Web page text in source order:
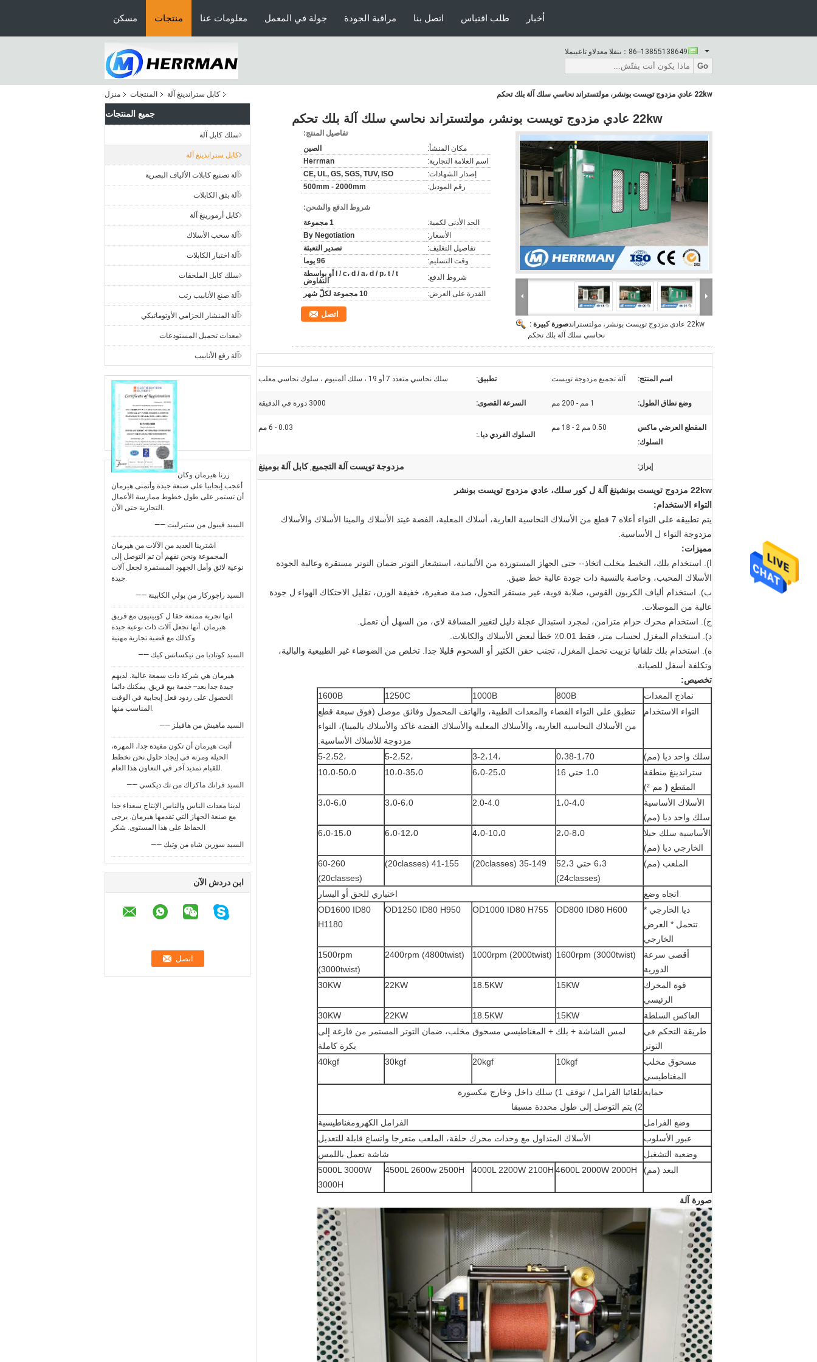
مسكن منتجات معلومات عنا جولة في المعمل مراقبة الجودة اتصل بنا طلب اقتباس أخبار
المبيعات والدعم الفنى： 86--13855138649
Go
منزل المنتجات كابل ستراندينغ آلة 22kw عادي مزدوج تويست بونشر، مولتستراند نحاسي سلك آلة بلك تحكم
جميع المنتجات
سلك كابل آلة
كابل ستراندينغ آلة
آلة تصنيع كابلات الألياف البصرية
آلة بثق الكابلات
كابل أرمورينغ آلة
آلة سحب الأسلاك
آلة اختبار الكابلات
سلك كابل الملحقات
آلة صنع الأنابيب رتب
آلة المنشار الحزامي الأوتوماتيكي
معدات تحميل المستودعات
آلة رفع الأنابيب
زرنا هيرمان وكان
أعجب إيجابيا على صنعة جيدة وأتمنى هيرمان
أن تستمر على طول خطوط ممارسة الأعمال
التجارية حتى الآن.
—— السيد فيبول من ستيرليت
اشترينا العديد من الآلات من هيرمان
المجموعة ونحن نفهم أن تم التوصل إلى
نوعية لائق وأمل الجهود المستمرة لجعل آلات
جيدة.
—— السيد راجوركار من بولي الكابينة
انها تجربة ممتعة حقا ل كوبيتيون مع فريق
هيرمان. أنها تجعل آلات ذات نوعية جيدة
وكذلك مع قضية تجارية مهنية
—— السيد كوتاديا من نيكسانس كيك
هيرمان هي شركة ذات سمعة عالية. لديهم
جيدة جدا بعد-- خدمة بيع فريق. يمكنك دائما
الحصول على ردود فعل إيجابية في الوقت
المناسب منها.
—— السيد ماهيش من هافيلز
أثبت هيرمان أن تكون مفيدة جدا، المهرة،
الحيلة ومرنة في إيجاد حلول.نحن نخطط
للقيام تمديد آخر في التعاون هذا العام.
—— السيد فرانك ماكزاك من تك ديكسي
لدينا معدات الناس والناس الإنتاج سعداء جدا
مع صنعة الجهاز التي تقدمها هيرمان. يرجى
الحفاظ على هذا المستوى. شكر
—— السيد سورين شاه من وتيك
ابن دردش الآن
22kw عادي مزدوج تويست بونشر، مولتستراند نحاسي سلك آلة بلك تحكم
صورة كبيرة :22kw عادي مزدوج تويست بونشر، مولتستراند
نحاسي سلك آلة بلك تحكم
تفاصيل المنتج:
مكان المنشأ:
الصين
اسم العلامة التجارية:
Herrman
إصدار الشهادات:
CE, UL, GS, SGS, TUV, ISO
رقم الموديل:
500mm - 2000mm
شروط الدفع والشحن:
الحد الأدنى لكمية:
1 مجموعة
الأسعار:
By Negotiation
تفاصيل التغليف:
تصدير التعبئة
وقت التسليم:
96 يوما
شروط الدفع:
l / c، d / a، d / p، t / t أو بواسطة
التفاوض
القدرة على العرض:
10 مجموعة لكلّ شهر
اتصل
اسم المنتج: آلة تجميع مزدوجة تويست تطبيق: سلك نحاسي متعدد 7 أو 19 ، سلك ألمنيوم ، سلوك نحاسي معلب
وضع نطاق الطول: 1 مم - 200 مم السرعة القصوى: 3000 دورة في الدقيقة
المقطع العرضي ماكس
السلوك:
0.50 مم 2 - 18 مم
السلوك الفردي ديا.:
0.03 - 6 مم
إبراز: مزدوجة تويست آلة التجميع, كابل آلة بومينغ
22kw مزدوج تويست بونشينغ آلة ل كور سلك، عادي مزدوج تويست بونشر
التواء الاستخدام:
يتم تطبيقه على التواء أعلاه 7 قطع من الأسلاك النحاسية العارية، أسلاك المعلبة، الفضة غيتد الأسلاك والمينا الأسلاك والأسلاك
مزدوجة التواء ل الأساسية.
مميزات:
ا).
استخدام بلك، التخبط مخلب اتخاذ-- حتى الجهاز المستوردة من الألمانية، استشعار التوتر ضمان التوتر مستقرة وعالية الجودة
الأسلاك المحبب، وخاصة بالنسبة ذات جودة عالية خط ضيق.
ب).
استخدام ألياف الكربون القوس، صلابة قوية، غير مستقر التحول، صدمة صغيرة، خفيفة الوزن، تقليل الاحتكاك الهواء ل جودة
عالية من الموصلات.
ج).
استخدام محرك حزام متزامن، لمجرد استبدال عجلة دليل لتغيير المسافة لاي، من السهل أن تعمل.
د).
استخدام المغزل لحساب متر، فقط 0.01٪ خطأ لبعض الأسلاك والكابلات.
ه).
استخدام بلك تلقائيا تزييت تحمل المغزل، تجنب حقن الكثير أو الشحوم قليلا جدا. تخلص من الضوضاء غير الطبيعية والبالية،
وتكلفة أسفل للصيانة.
تخصيص:
نماذج المعدات
800B
1000B
1250C
1600B
التواء الاستخدام
تنطبق على التواء الفضاء والمعدات الطبية، والهاتف المحمول وفائق موصل (فوق سبعة قطع
من الأسلاك النحاسية العارية، والأسلاك المعلبة والأسلاك الفضة غاكد والأسلاك بالمينا)، التواء
مزدوجة للأسلاك الأساسية.
سلك واحد ديا (مم)
0،38-1،70 ،3-2،14 ،5-2،52
،5-2،52
ستراندينغ منطقة
المقطع ( مم ²)
1،0 حتي 16 6،0-25،0 10،0-35،0 10،0-50،0
الأسلاك الأساسية
سلك واحد ديا (مم)
1،0-4،0 2.0-4.0 3،0-6،0 3،0-6،0
الأساسية سلك حبلا
الخارجي ديا (مم)
2،0-8،0 4،0-10،0 6،0-12،0 6،0-15،0
الملعب (مم)
6،3 حتي 52،3
(24classes)
35-149 (20classes)
41-155 (20classes)
60-260
(20classes)
اتجاه وضع
اختياري للحق أو اليسار
ديا الخارجي *
تتحمل * العرض
الخارجي
OD800 ID80 H600
OD1000 ID80 H755
OD1250 ID80 H950
OD1600 ID80
H1180
أقصى سرعة
الدورية
1600rpm (3000twist)
1000rpm (2000twist)
2400rpm (4800twist)
1500rpm
(3000twist)
قوة المحرك
الرئيسي
15KW
18.5KW
22KW
30KW
العاكس السلطة 15KW
18.5KW
22KW
30KW
طريقة التحكم في
التوتر
لمس الشاشة + بلك + المغناطيسي مسحوق مخلب، ضمان التوتر المستمر من فارغة إلى
بكرة كاملة
مسحوق مخلب
المغناطيسي
10kgf
20kgf
30kgf
40kgf
حمايةتلقائيا الفرامل / توقف 1) سلك داخل وخارج مكسورة
2) يتم التوصل إلى طول محددة مسبقا
وضع الفرامل
الفرامل الكهرومغناطيسية
عبور الأسلوب
الأسلاك المتداول مع وحدات محرك حلقة، الملعب متعرجا واتساع قابلة للتعديل
وضعية التشغيل
شاشة تعمل باللمس
البعد (مم)
4600L 2000W 2000H
4000L 2200W 2100H
4500L 2600w 2500H
5000L 3000W
3000H
صورة آلة